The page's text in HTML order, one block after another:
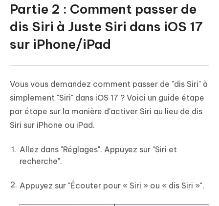
Partie 2 : Comment passer de
dis Siri à Juste Siri dans iOS 17
sur iPhone/iPad
Vous vous demandez comment passer de "dis Siri" à
simplement "Siri" dans iOS 17 ? Voici un guide étape
par étape sur la manière d'activer Siri au lieu de dis
Siri sur iPhone ou iPad.
Allez dans "Réglages". Appuyez sur "Siri et
recherche".
Appuyez sur "Écouter pour « Siri » ou « dis Siri »".